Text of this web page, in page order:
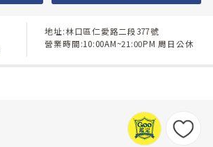
地址:林口區仁愛路二段377號
營業時間:10:00AM~21:00PM 周日公休